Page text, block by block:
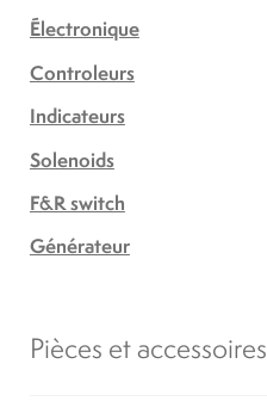
Électronique
Controleurs
Indicateurs
Solenoids
F&R switch
Générateur
Pièces et accessoires